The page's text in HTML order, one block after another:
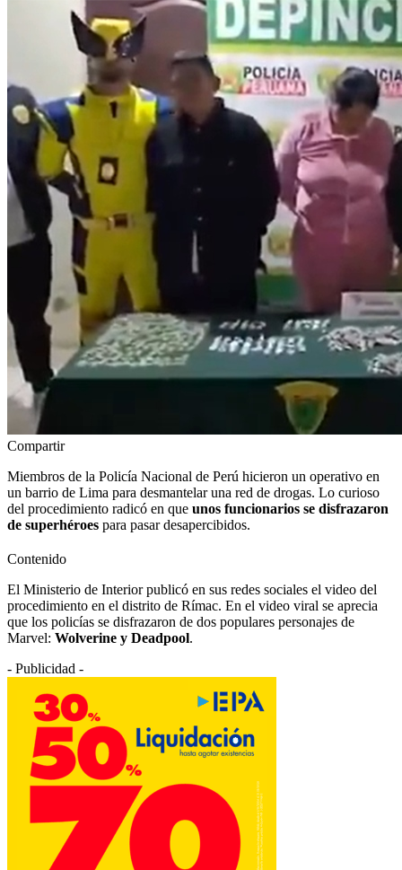
Compartir
Miembros de la Policía Nacional de Perú hicieron un operativo en
un barrio de Lima para desmantelar una red de drogas. Lo curioso
del procedimiento radicó en que unos funcionarios se disfrazaron
de superhéroes para pasar desapercibidos.
Contenido
El Ministerio de Interior publicó en sus redes sociales el video del
procedimiento en el distrito de Rímac. En el video viral se aprecia
que los policías se disfrazaron de dos populares personajes de
Marvel: Wolverine y Deadpool.
- Publicidad -